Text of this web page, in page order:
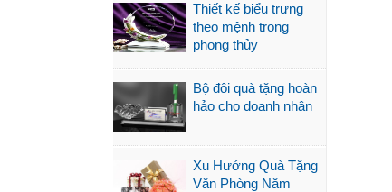
Thiết kế biểu trưng
theo mệnh trong
phong thủy
Bộ đôi quà tặng hoàn
hảo cho doanh nhân
Xu Hướng Quà Tặng
Văn Phòng Năm